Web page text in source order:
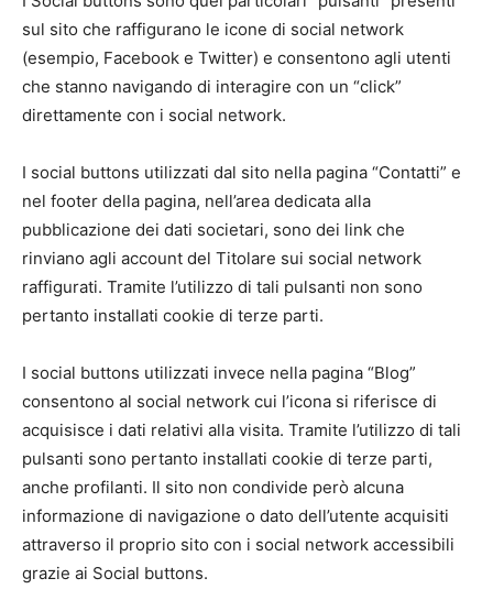
sul sito che raffigurano le icone di social network
(esempio, Facebook e Twitter) e consentono agli utenti
che stanno navigando di interagire con un “click”
direttamente con i social network.
I social buttons utilizzati dal sito nella pagina “Contatti” e
nel footer della pagina, nell’area dedicata alla
pubblicazione dei dati societari, sono dei link che
rinviano agli account del Titolare sui social network
raffigurati. Tramite l’utilizzo di tali pulsanti non sono
pertanto installati cookie di terze parti.
I social buttons utilizzati invece nella pagina “Blog”
consentono al social network cui l’icona si riferisce di
acquisisce i dati relativi alla visita. Tramite l’utilizzo di tali
pulsanti sono pertanto installati cookie di terze parti,
anche profilanti. Il sito non condivide però alcuna
informazione di navigazione o dato dell’utente acquisiti
attraverso il proprio sito con i social network accessibili
grazie ai Social buttons.